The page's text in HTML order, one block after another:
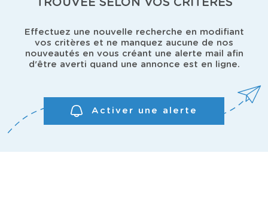
Effectuez une nouvelle recherche en modifiant
vos critères et ne manquez aucune de nos
nouveautés en vous créant une alerte mail afin
d'être averti quand une annonce est en ligne.
Activer une alerte